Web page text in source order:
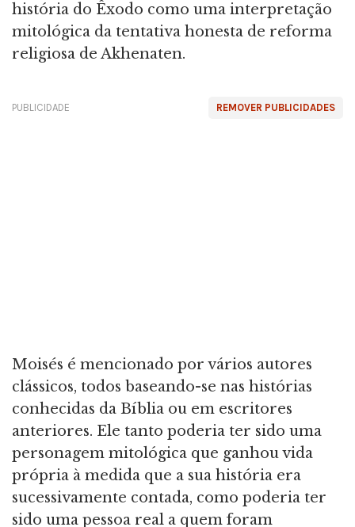
história do Êxodo como uma interpretação
mitológica da tentativa honesta de reforma
religiosa de Akhenaten.
REMOVER PUBLICIDADES
PUBLICIDADE
Moisés é mencionado por vários autores
clássicos, todos baseando-se nas histórias
conhecidas da Bíblia ou em escritores
anteriores. Ele tanto poderia ter sido uma
personagem mitológica que ganhou vida
própria à medida que a sua história era
sucessivamente contada, como poderia ter
sido uma pessoa real a quem foram